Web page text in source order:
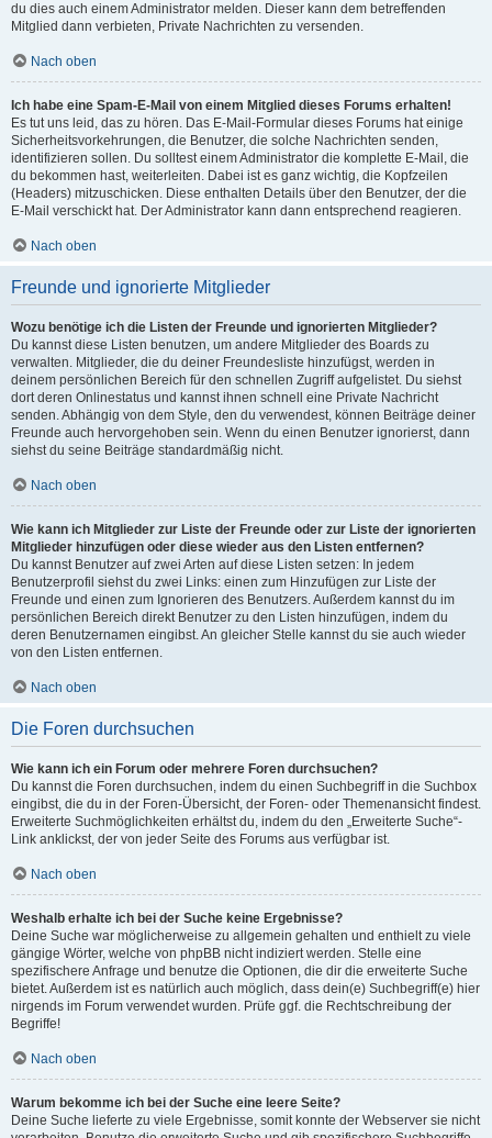
du dies auch einem Administrator melden. Dieser kann dem betreffenden
Mitglied dann verbieten, Private Nachrichten zu versenden.
Nach oben
Ich habe eine Spam-E-Mail von einem Mitglied dieses Forums erhalten!
Es tut uns leid, das zu hören. Das E-Mail-Formular dieses Forums hat einige
Sicherheitsvorkehrungen, die Benutzer, die solche Nachrichten senden,
identifizieren sollen. Du solltest einem Administrator die komplette E-Mail, die
du bekommen hast, weiterleiten. Dabei ist es ganz wichtig, die Kopfzeilen
(Headers) mitzuschicken. Diese enthalten Details über den Benutzer, der die
E-Mail verschickt hat. Der Administrator kann dann entsprechend reagieren.
Nach oben
Freunde und ignorierte Mitglieder
Wozu benötige ich die Listen der Freunde und ignorierten Mitglieder?
Du kannst diese Listen benutzen, um andere Mitglieder des Boards zu
verwalten. Mitglieder, die du deiner Freundesliste hinzufügst, werden in
deinem persönlichen Bereich für den schnellen Zugriff aufgelistet. Du siehst
dort deren Onlinestatus und kannst ihnen schnell eine Private Nachricht
senden. Abhängig von dem Style, den du verwendest, können Beiträge deiner
Freunde auch hervorgehoben sein. Wenn du einen Benutzer ignorierst, dann
siehst du seine Beiträge standardmäßig nicht.
Nach oben
Wie kann ich Mitglieder zur Liste der Freunde oder zur Liste der ignorierten
Mitglieder hinzufügen oder diese wieder aus den Listen entfernen?
Du kannst Benutzer auf zwei Arten auf diese Listen setzen: In jedem
Benutzerprofil siehst du zwei Links: einen zum Hinzufügen zur Liste der
Freunde und einen zum Ignorieren des Benutzers. Außerdem kannst du im
persönlichen Bereich direkt Benutzer zu den Listen hinzufügen, indem du
deren Benutzernamen eingibst. An gleicher Stelle kannst du sie auch wieder
von den Listen entfernen.
Nach oben
Die Foren durchsuchen
Wie kann ich ein Forum oder mehrere Foren durchsuchen?
Du kannst die Foren durchsuchen, indem du einen Suchbegriff in die Suchbox
eingibst, die du in der Foren-Übersicht, der Foren- oder Themenansicht findest.
Erweiterte Suchmöglichkeiten erhältst du, indem du den „Erweiterte Suche“-
Link anklickst, der von jeder Seite des Forums aus verfügbar ist.
Nach oben
Weshalb erhalte ich bei der Suche keine Ergebnisse?
Deine Suche war möglicherweise zu allgemein gehalten und enthielt zu viele
gängige Wörter, welche von phpBB nicht indiziert werden. Stelle eine
spezifischere Anfrage und benutze die Optionen, die dir die erweiterte Suche
bietet. Außerdem ist es natürlich auch möglich, dass dein(e) Suchbegriff(e) hier
nirgends im Forum verwendet wurden. Prüfe ggf. die Rechtschreibung der
Begriffe!
Nach oben
Warum bekomme ich bei der Suche eine leere Seite?
Deine Suche lieferte zu viele Ergebnisse, somit konnte der Webserver sie nicht